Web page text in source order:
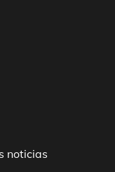
noticias